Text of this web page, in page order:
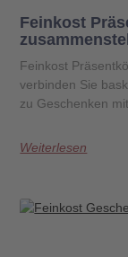
Feinkost
Feinkost
verbinden Sie
zu Geschenken
Weiterlesen